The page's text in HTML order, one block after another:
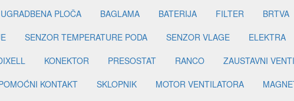
UGRADBENA PLOČA BAGLAMA BATERIJA FILTER BRTVA
SENZOR TEMPERATURE PODA SENZOR VLAGE ELEKTRA
KONEKTOR PRESOSTAT RANCO ZAUSTAVNI
KONTAKT SKLOPNIK MOTOR VENTILATORA